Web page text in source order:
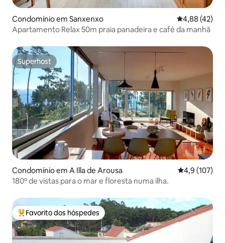
Condomínio em Sanxenxo Classificação
4,88 (42)
Apartamento Relax 50m praia panadeira e café da manhã
Superhost
Superhost
Condomínio em A Illa de Arousa Classificação
4,9 (107)
180º de vistas para o mar e floresta numa ilha.
Favoritos dos hóspedes mais apreciados
Favorito dos hóspedes